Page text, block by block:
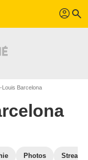
profil search
Louis Barcelona
Photos